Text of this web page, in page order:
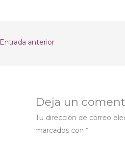
Entrada anterior
Deja un
Tu dirección de correo
marcados con*